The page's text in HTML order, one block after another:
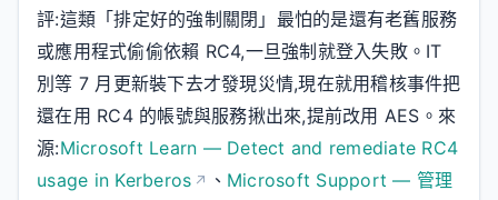
評:這類「排定好的強制關閉」最怕的是還有老舊服務
或應用程式偷偷依賴 RC4,一旦強制就登入失敗。IT
別等 7 月更新裝下去才發現災情,現在就用稽核事件把
還在用 RC4 的帳號與服務揪出來,提前改用 AES。來
源:Microsoft Learn — Detect and remediate RC4
usage in Kerberos
、 Microsoft Support — 管理